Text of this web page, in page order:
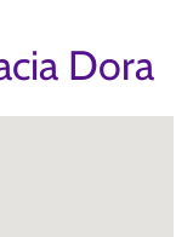
Dora